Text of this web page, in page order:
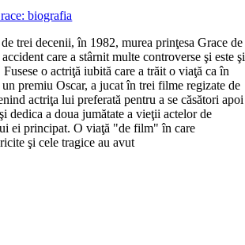
biografia
trei decenii, în 1982, murea prinţesa Grace de
care a stârnit multe controverse şi este şi
Fusese o actriţă iubită care a trăit o viaţă ca în
premiu Oscar, a jucat în trei filme regizate de
actriţa lui preferată pentru a se căsători apoi
dedica a doua jumătate a vieţii actelor de
ei principat. O viaţă "de film" în care
şi cele tragice au avut